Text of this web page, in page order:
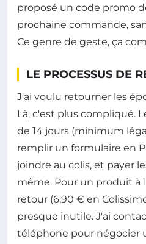
proposé un code promo
prochaine commande,
Ce genre de geste, ça
LE PROCESSUS DE
J'ai voulu retourner les
Là, c'est plus compliqué.
de 14 jours (minimum
remplir un formulaire en
joindre au colis, et payer
même. Pour un produit à
retour (6,90 € en
presque inutile. J'ai
téléphone pour négocier